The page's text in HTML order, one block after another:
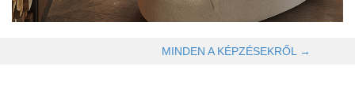
MINDEN A KÉPZÉSEKRŐL →